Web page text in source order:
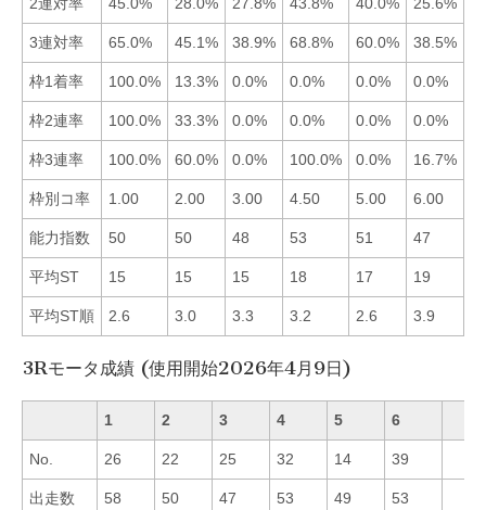
3連対率 65.0% 45.1% 38.9% 68.8% 60.0% 38.5%
枠1着率 100.0% 13.3% 0.0% 0.0% 0.0% 0.0%
枠2連率 100.0% 33.3% 0.0% 0.0% 0.0% 0.0%
枠3連率 100.0% 60.0% 0.0% 100.0% 0.0% 16.7%
枠別コ率 1.00 2.00 3.00 4.50 5.00 6.00
能力指数 50 50 48 53 51 47
平均ST 15 15 15 18 17 19
平均ST順 2.6 3.0 3.3 3.2 2.6 3.9
3Rモータ成績 (使用開始2026年4月9日)
1 2 3 4 5 6
No. 26 22 25 32 14 39
出走数 58 50 47 53 49 53